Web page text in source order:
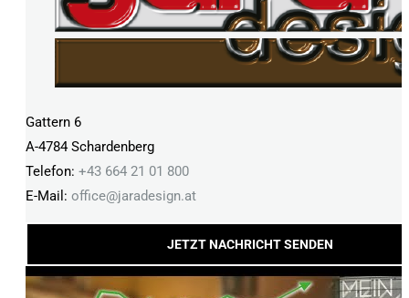
Gattern 6
A-4784 Schardenberg
Telefon: +43 664 21 01 800
E-Mail: office@jaradesign.at
JETZT NACHRICHT SENDEN